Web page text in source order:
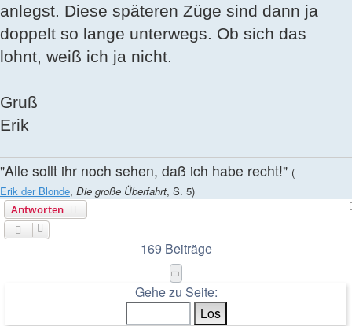
anlegst. Diese späteren Züge sind dann ja
doppelt so lange unterwegs. Ob sich das
lohnt, weiß ich ja nicht.
Gruß
Erik
"Alle sollt ihr noch sehen, daß ich habe recht!" (
Erik der Blonde, Die große Überfahrt, S. 5)
Antworten
169 Beiträge
Seite
Gehe zu Seite: